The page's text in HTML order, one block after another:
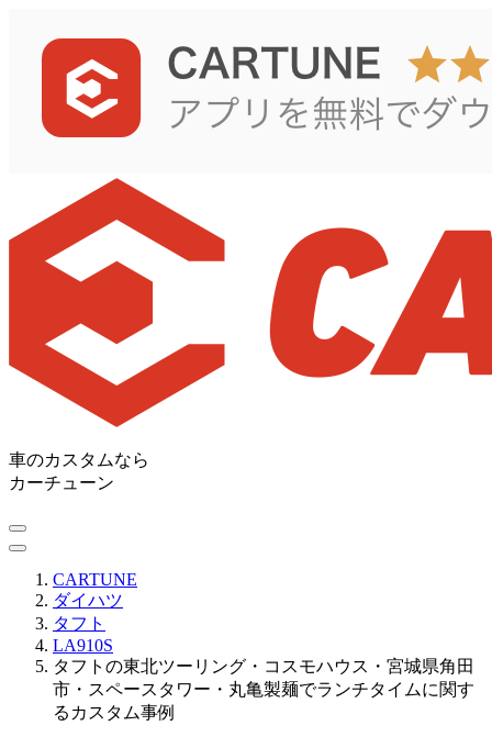
車のカスタムなら
カーチューン
CARTUNE
ダイハツ
タフト
LA910S
タフトの東北ツーリング・コスモハウス・宮城県角田
市・スペースタワー・丸亀製麺でランチタイムに関す
るカスタム事例